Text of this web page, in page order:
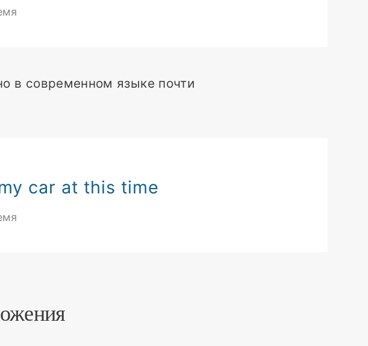
в современном языке почти
car at this time